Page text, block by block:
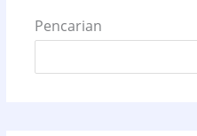
Pencarian